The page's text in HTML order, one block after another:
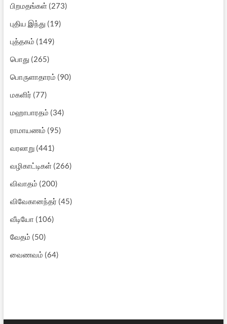
பிறமதங்கள்(273)
புதிய இந்து (19)
புத்தகம் (149)
பொது (265)
பொருளாதாரம் (90)
மகளிர் (77)
மஹாபாரதம் (34)
ராமாயணம் (95)
வரலாறு(441)
வழிகாட்டிகள்(266)
விவாதம் (200)
விவேகானந்தர் (45)
வீடியோ (106)
வேதம் (50)
வைணவம் (64)